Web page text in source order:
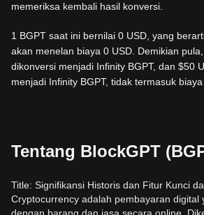
memeriksa kembali hasil konversi.
1 BGPT saat ini bernilai 0 USD, yang
akan menelan biaya 0 USD. Demikian
dikonversi menjadi Infinity BGPT, dan $50
menjadi Infinity BGPT, tidak termasuk
Tentang BlockGPT
Title: Signifikansi Historis dan Fitur Kunci
Cryptocurrency adalah pembayaran digital